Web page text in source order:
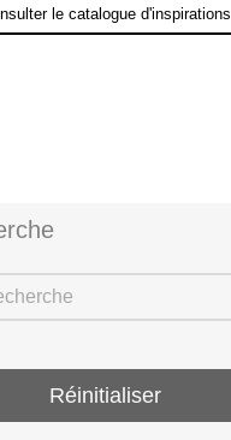
le catalogue d'inspirations
Réinitialiser